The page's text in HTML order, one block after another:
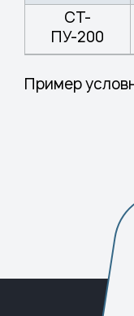
СТ-
ПУ-200
Пример